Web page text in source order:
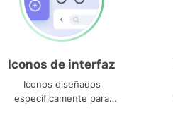
Iconos de interfaz
Iconos diseñados
específicamente para